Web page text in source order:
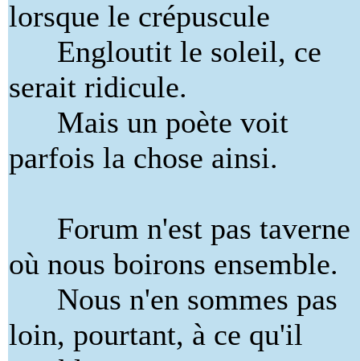
lorsque le crépuscule
Engloutit le soleil, ce
serait ridicule.
Mais un poète voit
parfois la chose ainsi.
Forum n'est pas taverne
où nous boirons ensemble.
Nous n'en sommes pas
loin, pourtant, à ce qu'il